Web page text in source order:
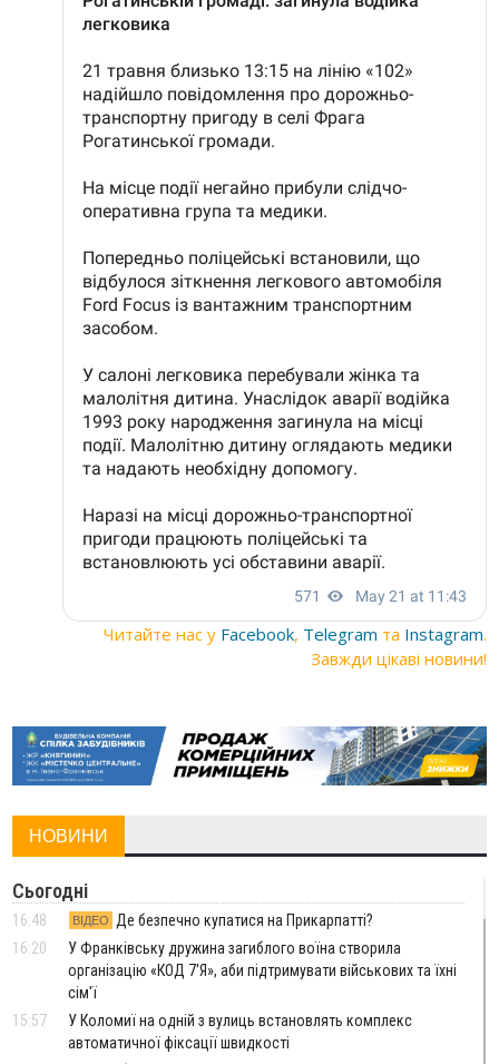
Читайте нас у Facebook, Telegram та Instagram.
Завжди цікаві новини!
НОВИНИ
Сьогодні
16:48 ВІДЕО Де безпечно купатися на Прикарпатті?
16:20
У Франківську дружина загиблого воїна створила
організацію «КОД 7'Я», аби підтримувати військових та їхні
сім'ї
15:57
У Коломиї на одній з вулиць встановлять комплекс
автоматичної фіксації швидкості